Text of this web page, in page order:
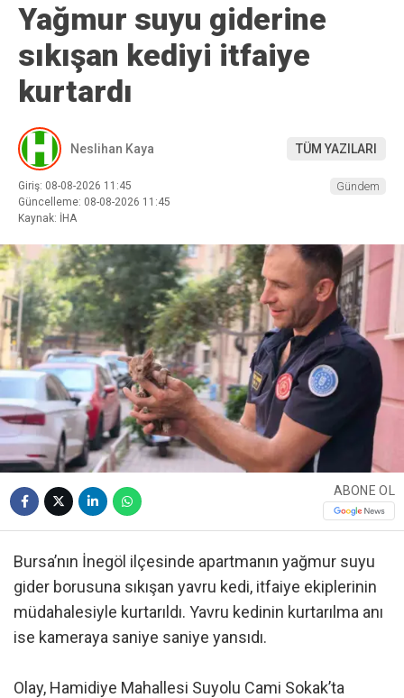
Yağmur suyu giderine
sıkışan kediyi itfaiye
kurtardı
Neslihan Kaya TÜM YAZILARI
Giriş: 08-08-2026 11:45
Güncelleme: 08-08-2026 11:45
Kaynak: İHA
Gündem
ABONE OL
Bursa’nın İnegöl ilçesinde apartmanın yağmur suyu
gider borusuna sıkışan yavru kedi, itfaiye ekiplerinin
müdahalesiyle kurtarıldı. Yavru kedinin kurtarılma anı
ise kameraya saniye saniye yansıdı.
Olay, Hamidiye Mahallesi Suyolu Cami Sokak’ta